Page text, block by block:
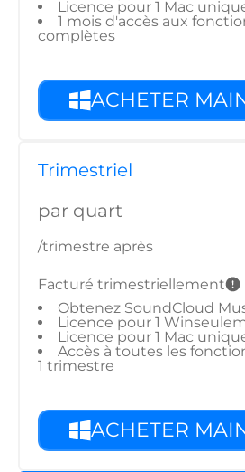
Licence pour 1 Mac
1 mois d'accès aux
complètes
ACHETER
Trimestriel
par quart
/trimestre après
Facturé trimestriellement
Obtenez SoundCloud
Licence pour 1
Licence pour 1 Mac
Accès à toutes les
1 trimestre
ACHETER